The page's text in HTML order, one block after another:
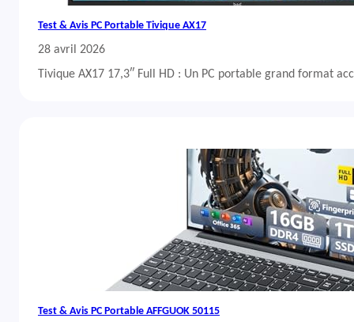
Test & Avis PC Portable Tivique AX17
28 avril 2026
Tivique AX17 17,3″ Full HD : Un PC portable grand format
Test & Avis PC Portable AFFGUOK 50115